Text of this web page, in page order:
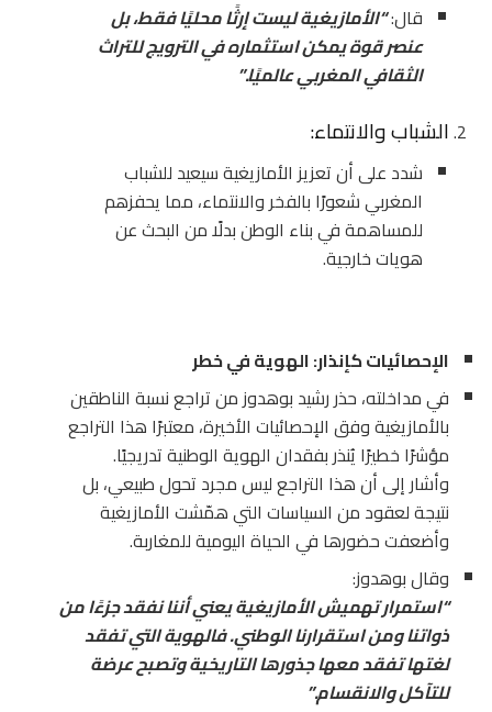
قال:“الأمازيغية ليست إرثًا محليًا فقط، بل
عنصر قوة يمكن استثماره في الترويج للتراث
الثقافي المغربي عالميًا.”
الشباب والانتماء:
شدد على أن تعزيز الأمازيغية سيعيد للشباب
المغربي شعورًا بالفخر والانتماء، مما يحفزهم
للمساهمة في بناء الوطن بدلًا من البحث عن
هويات خارجية.
الإحصائيات كإنذار: الهوية في خطر
في مداخلته، حذر رشيد بوهدوز من تراجع نسبة الناطقين
بالأمازيغية وفق الإحصائيات الأخيرة، معتبرًا هذا التراجع
مؤشرًا خطيرًا يُنذر بفقدان الهوية الوطنية تدريجيًا.
وأشار إلى أن هذا التراجع ليس مجرد تحول طبيعي، بل
نتيجة لعقود من السياسات التي همّشت الأمازيغية
وأضعفت حضورها في الحياة اليومية للمغاربة.
وقال بوهدوز:
“استمرار تهميش الأمازيغية يعني أننا نفقد جزءًا من
ذواتنا ومن استقرارنا الوطني. فالهوية التي تفقد
لغتها تفقد معها جذورها التاريخية وتصبح عرضة
للتآكل والانقسام.”